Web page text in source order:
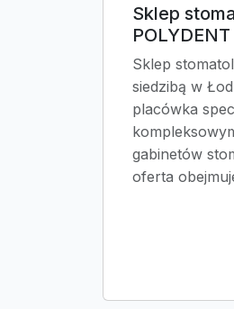
Sklep
POLYDENT
Sklep
siedzibą w
placówka
gabinetów
oferta